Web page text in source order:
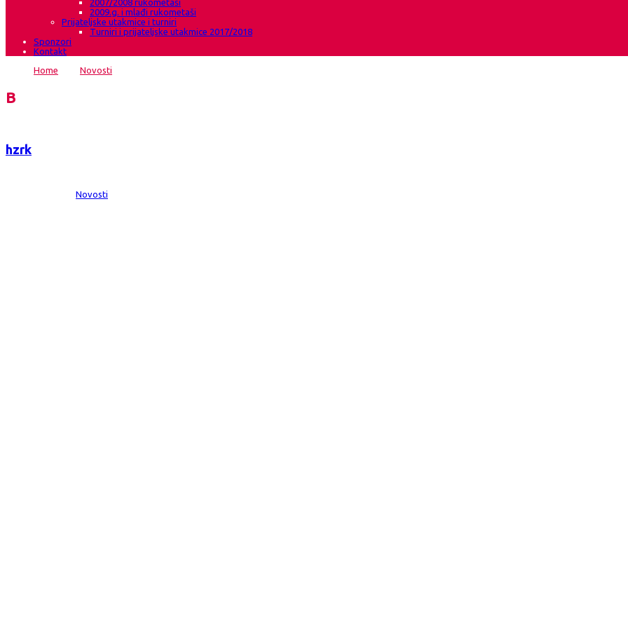
2007/2008 rukometaši
2009.g. i mlađi rukometaši
Prijateljske utakmice i turniri
Turniri i prijateljske utakmice 2017/2018
Sponzori
Kontakt
Home
Novosti
hzrk
Novosti